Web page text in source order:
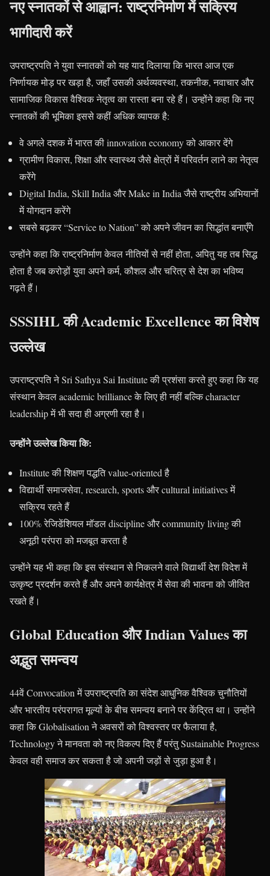
नए स्नातकों से आह्वान: राष्ट्रनिर्माण में सक्रिय
भागीदारी करें
उपराष्ट्रपति ने युवा स्नातकों को यह याद दिलाया कि भारत आज एक
निर्णायक मोड़ पर खड़ा है, जहाँ उसकी अर्थव्यवस्था, तकनीक, नवाचार और
सामाजिक विकास वैश्विक नेतृत्व का रास्ता बना रहे हैं। उन्होंने कहा कि नए
स्नातकों की भूमिका इससे कहीं अधिक व्यापक है:
वे अगले दशक में भारत की innovation economy को आकार देंगे
ग्रामीण विकास, शिक्षा और स्वास्थ्य जैसे क्षेत्रों में परिवर्तन लाने का नेतृत्व
करेंगे
Digital India, Skill India और Make in India जैसे राष्ट्रीय अभियानों
में योगदान करेंगे
सबसे बढ़कर “Service to Nation” को अपने जीवन का सिद्धांत बनाएँगे
उन्होंने कहा कि राष्ट्रनिर्माण केवल नीतियों से नहीं होता, अपितु यह तब सिद्ध
होता है जब करोड़ों युवा अपने कर्म, कौशल और चरित्र से देश का भविष्य
गढ़ते हैं।
SSSIHL की Academic Excellence का विशेष
उल्लेख
उपराष्ट्रपति ने Sri Sathya Sai Institute की प्रशंसा करते हुए कहा कि यह
संस्थान केवल academic brilliance के लिए ही नहीं बल्कि character
leadership में भी सदा ही अग्रणी रहा है।
उन्होंने उल्लेख किया कि:
Institute की शिक्षण पद्धति value-oriented है
विद्यार्थी समाजसेवा, research, sports और cultural initiatives में
सक्रिय रहते हैं
100% रेजिडेंशियल मॉडल discipline और community living की
अनूठी परंपरा को मजबूत करता है
उन्होंने यह भी कहा कि इस संस्थान से निकलने वाले विद्यार्थी देश विदेश में
उत्कृष्ट प्रदर्शन करते हैं और अपने कार्यक्षेत्र में सेवा की भावना को जीवित
रखते हैं।
Global Education और Indian Values का
अद्भुत समन्वय
44वें Convocation में उपराष्ट्रपति का संदेश आधुनिक वैश्विक चुनौतियों
और भारतीय परंपरागत मूल्यों के बीच समन्वय बनाने पर केंद्रित था। उन्होंने
कहा कि Globalisation ने अवसरों को विश्वस्तर पर फैलाया है,
Technology ने मानवता को नए विकल्प दिए हैं परंतु Sustainable Progress
केवल वही समाज कर सकता है जो अपनी जड़ों से जुड़ा हुआ है।